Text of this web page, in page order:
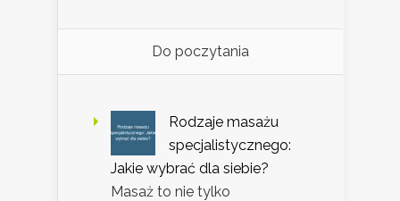
Do poczytania
Rodzaje masażu
specjalistycznego:
Jakie wybrać dla siebie?
Masaż to nie tylko